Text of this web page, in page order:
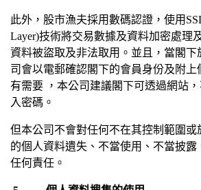
此外，股市漁夫採用數碼認證，使用
Layer)技術將交易數據及資料加密處理
資料被盜取及非法取用。並且，當閣下
司會以電郵確認閣下的會員身份及附
有需要 ，本公司建議閣下可透過網站
入密碼。
但本公司不會對任何不在其控制範圍或
的個人資料遺失、不當使用、不當披
任何責任。